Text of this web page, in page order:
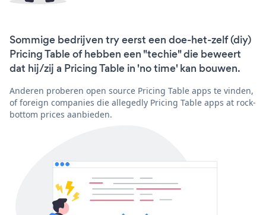
Sommige bedrijven try eerst een doe-het-zelf (diy)
Pricing Table of hebben een "techie" die beweert
dat hij/zij a Pricing Table in 'no time' kan bouwen.
Anderen proberen open source Pricing Table apps te vinden,
of foreign companies die allegedly Pricing Table apps at rock-
bottom prices aanbieden.